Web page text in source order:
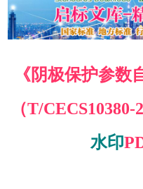
《阴极保护参数
（T/
水印